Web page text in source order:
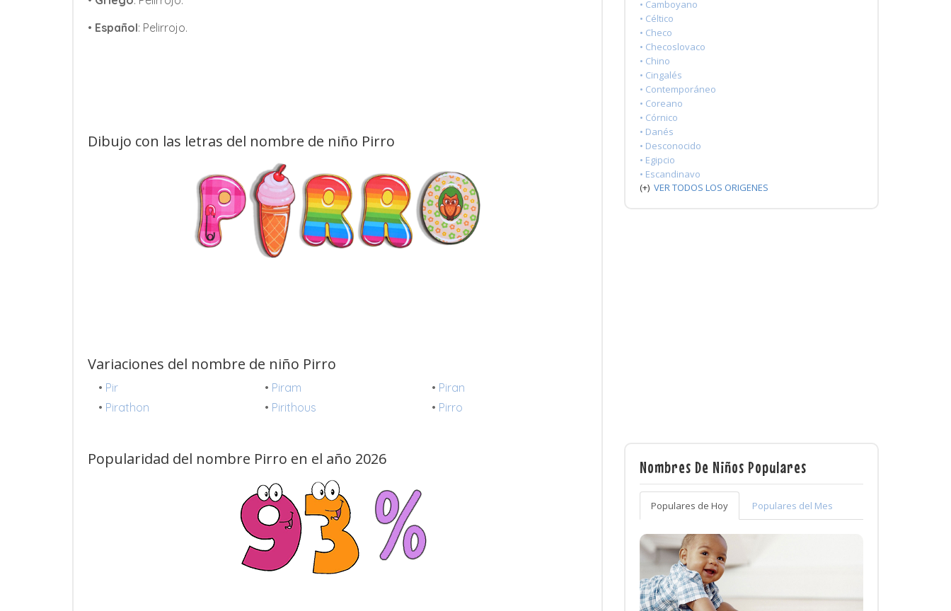
• Español: Pelirrojo.
Dibujo con las letras del nombre de niño Pirro
Variaciones del nombre de niño Pirro
• Pir • Piram • Piran
• Pirathon • Pirithous • Pirro
Popularidad del nombre Pirro en el año 2026
• Camboyano
• Céltico
• Checo
• Checoslovaco
• Chino
• Cingalés
• Contemporáneo
• Coreano
• Córnico
• Danés
• Desconocido
• Egipcio
• Escandinavo
(+) VER TODOS LOS ORIGENES
Nombres De Niños Populares
Populares de Hoy Populares del Mes